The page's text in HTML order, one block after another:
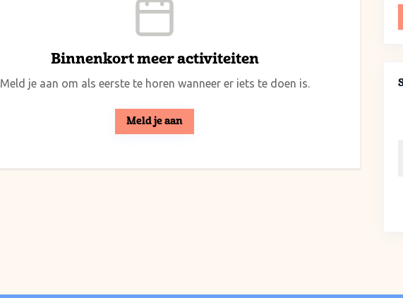
Binnenkort meer activiteiten
Meld je aan om als eerste te horen wanneer er iets te doen is.
Meld je aan